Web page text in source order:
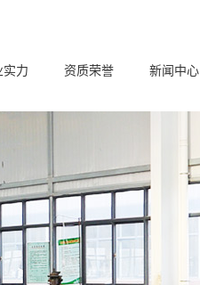
实力 资质荣誉 新闻中心